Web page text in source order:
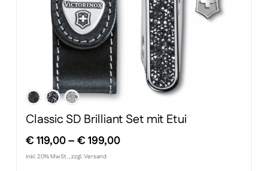
Classic SD Brilliant Set mit Etui
€119,00–€199,00Preisspanne:
inkl. 20% MwSt. , zzgl. Versand